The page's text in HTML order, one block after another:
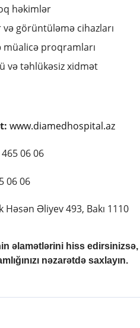
həkimlər
görüntüləmə cihazları
müalicə proqramları
və təhlükəsiz xidmət
www.diamedhospital.az
06 06
06 06
Həsən Əliyev 493, Bakı 1110
əlamətlərini hiss
nəzarətdə saxlayın.